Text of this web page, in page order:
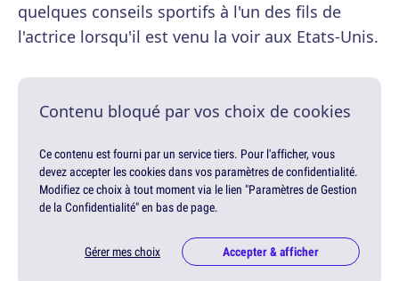
quelques conseils sportifs à l'un des fils de
l'actrice lorsqu'il est venu la voir aux Etats-Unis.
Contenu bloqué par vos choix de cookies
Ce contenu est fourni par un service tiers. Pour l'afficher, vous
devez accepter les cookies dans vos paramètres de confidentialité.
Modifiez ce choix à tout moment via le lien "Paramètres de Gestion
de la Confidentialité" en bas de page.
Gérer mes choix Accepter & afficher